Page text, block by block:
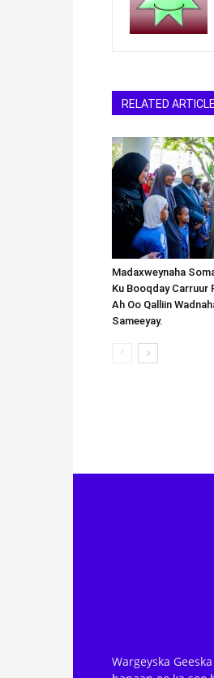
RELATED
Madaxweynaha
Ku Booqday Carruur
Ah Oo Qalliin
Sameeyay.
Wargeyska